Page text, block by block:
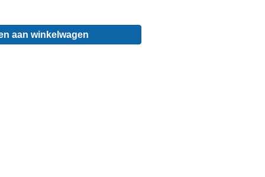
aan winkelwagen